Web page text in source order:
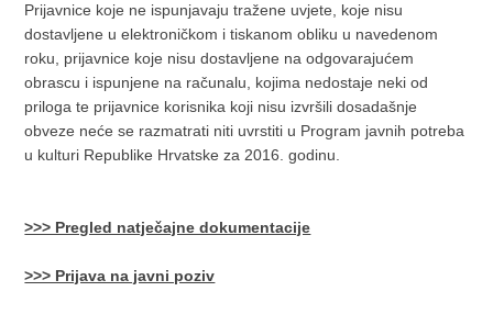
Prijavnice koje ne ispunjavaju tražene uvjete, koje nisu
dostavljene u elektroničkom i tiskanom obliku u navedenom
roku, prijavnice koje nisu dostavljene na odgovarajućem
obrascu i ispunjene na računalu, kojima nedostaje neki od
priloga te prijavnice korisnika koji nisu izvršili dosadašnje
obveze neće se razmatrati niti uvrstiti u Program javnih potreba
u kulturi Republike Hrvatske za 2016. godinu.
>>> Pregled natječajne dokumentacije
>>> Prijava na javni poziv